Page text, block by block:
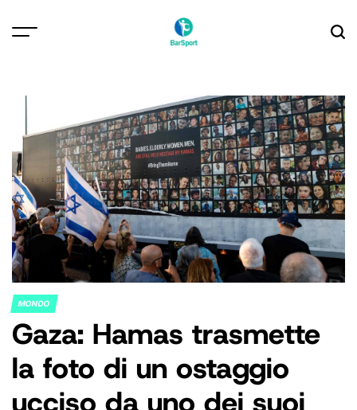
POSTED
IN
MONDO
Gaza: Hamas trasmette
la foto di un ostaggio
ucciso da uno dei suoi